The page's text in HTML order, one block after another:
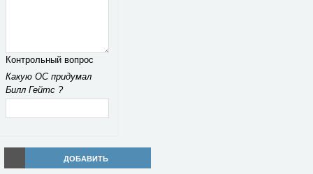
Контрольный вопрос
Какую ОС придумал
Билл Гейтс ?
ДОБАВИТЬ